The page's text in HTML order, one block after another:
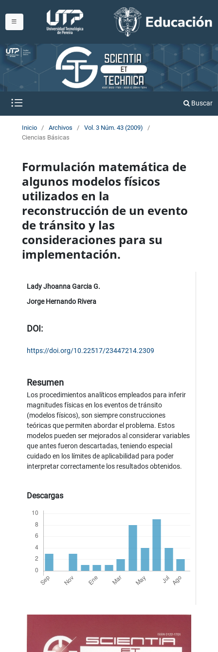
Buscar
Inicio / Archivos / Vol. 3 Núm. 43 (2009)
/
Ciencias Básicas
Formulación matemática de
algunos modelos físicos
utilizados en la
reconstrucción de un evento
de tránsito y las
consideraciones para su
implementación.
Lady Jhoanna Garcia G.
Jorge Hernando Rivera
DOI:
https://doi.org/10.22517/23447214.2309
Resumen
Los procedimientos analíticos empleados para inferir
magnitudes físicas en los eventos de tránsito
(modelos físicos), son siempre construcciones
teóricas que permiten abordar el problema. Estos
modelos pueden ser mejorados al considerar variables
que antes fueron descartadas, teniendo especial
cuidado en los límites de aplicabilidad para poder
interpretar correctamente los resultados obtenidos.
Descargas